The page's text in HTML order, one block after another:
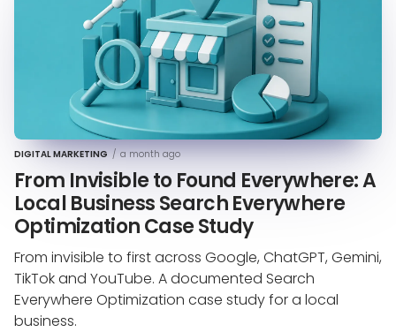
DIGITAL MARKETING / a month ago
From Invisible to Found Everywhere: A
Local Business Search Everywhere
Optimization Case Study
From invisible to first across Google, ChatGPT, Gemini,
TikTok and YouTube. A documented Search
Everywhere Optimization case study for a local
business.